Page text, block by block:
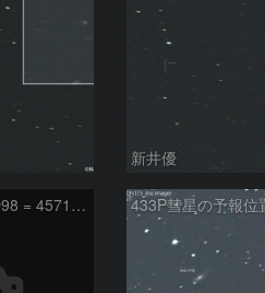
新井優
362P（2008 GO98 = 457175）